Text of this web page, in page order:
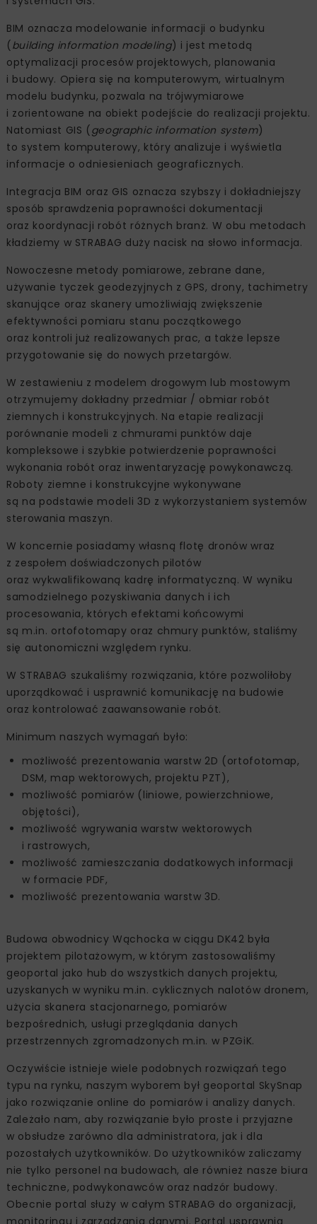
BIM oznacza modelowanie informacji o budynku
( building information modeling) i jest metodą
optymalizacji procesów projektowych, planowania
i budowy. Opiera się na komputerowym, wirtualnym
modelu budynku, pozwala na trójwymiarowe
i zorientowane na obiekt podejście do realizacji projektu.
Natomiast GIS ( geographic information system)
to system komputerowy, który analizuje i wyświetla
informacje o odniesieniach geograficznych.
Integracja BIM oraz GIS oznacza szybszy i dokładniejszy
sposób sprawdzenia poprawności dokumentacji
oraz koordynacji robót różnych branż. W obu metodach
kładziemy w STRABAG duży nacisk na słowo informacja.
Nowoczesne metody pomiarowe, zebrane dane,
używanie tyczek geodezyjnych z GPS, drony, tachimetry
skanujące oraz skanery umożliwiają zwiększenie
efektywności pomiaru stanu początkowego
oraz kontroli już realizowanych prac, a także lepsze
przygotowanie się do nowych przetargów.
W zestawieniu z modelem drogowym lub mostowym
otrzymujemy dokładny przedmiar / obmiar robót
ziemnych i konstrukcyjnych. Na etapie realizacji
porównanie modeli z chmurami punktów daje
kompleksowe i szybkie potwierdzenie poprawności
wykonania robót oraz inwentaryzację powykonawczą.
Roboty ziemne i konstrukcyjne wykonywane
są na podstawie modeli 3D z wykorzystaniem systemów
sterowania maszyn.
W koncernie posiadamy własną flotę dronów wraz
z zespołem doświadczonych pilotów
oraz wykwalifikowaną kadrę informatyczną. W wyniku
samodzielnego pozyskiwania danych i ich
procesowania, których efektami końcowymi
są m.in. ortofotomapy oraz chmury punktów, staliśmy
się autonomiczni względem rynku.
W STRABAG szukaliśmy rozwiązania, które pozwoliłoby
uporządkować i usprawnić komunikację na budowie
oraz kontrolować zaawansowanie robót.
Minimum naszych wymagań było:
możliwość prezentowania warstw 2D (ortofotomap,
DSM, map wektorowych, projektu PZT),
możliwość pomiarów (liniowe, powierzchniowe,
objętości),
możliwość wgrywania warstw wektorowych
i rastrowych,
możliwość zamieszczania dodatkowych informacji
w formacie PDF,
możliwość prezentowania warstw 3D.
Budowa obwodnicy Wąchocka w ciągu DK42 była
projektem pilotażowym, w którym zastosowaliśmy
geoportal jako hub do wszystkich danych projektu,
uzyskanych w wyniku m.in. cyklicznych nalotów dronem,
użycia skanera stacjonarnego, pomiarów
bezpośrednich, usługi przeglądania danych
przestrzennych zgromadzonych m.in. w PZGiK.
Oczywiście istnieje wiele podobnych rozwiązań tego
typu na rynku, naszym wyborem był geoportal SkySnap
jako rozwiązanie online do pomiarów i analizy danych.
Zależało nam, aby rozwiązanie było proste i przyjazne
w obsłudze zarówno dla administratora, jak i dla
pozostałych użytkowników. Do użytkowników zaliczamy
nie tylko personel na budowach, ale również nasze biura
techniczne, podwykonawców oraz nadzór budowy.
Obecnie portal służy w całym STRABAG do organizacji,